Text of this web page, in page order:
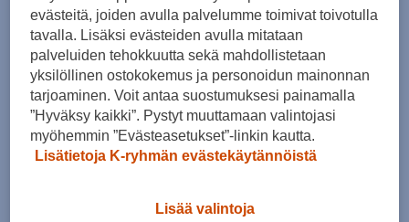
Mihin tietoja tarvitaan?
Lisää ostoskoriin
evästeitä, joiden avulla palvelumme toimivat toivotulla
tavalla. Lisäksi evästeiden avulla mitataan
palveluiden tehokkuutta sekä mahdollistetaan
yksilöllinen ostokokemus ja personoidun mainonnan
tarjoaminen. Voit antaa suostumuksesi painamalla
”Hyväksy kaikki”. Pystyt muuttamaan valintojasi
myöhemmin ”Evästeasetukset”-linkin kautta.
Lisätietoja K-ryhmän evästekäytännöistä
Lisää valintoja